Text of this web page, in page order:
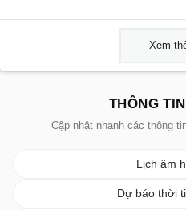
Xem
THÔNG
Cập nhật nhanh các thông
Lịch âm
Dự báo thời